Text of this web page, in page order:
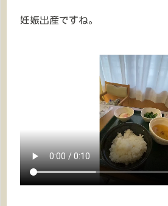
妊娠出産ですね。